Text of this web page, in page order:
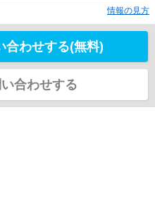
情報の見方
合わせする(無料)
合わせする